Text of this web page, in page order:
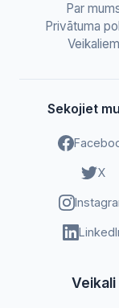
Par
Privātuma
Veikaliem
Sekojiet
X
Veikali